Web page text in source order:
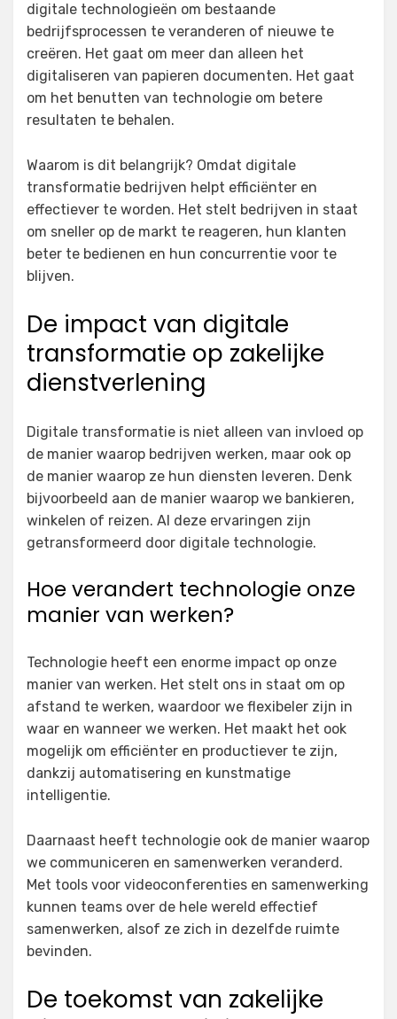
digitale technologieën om bestaande
bedrijfsprocessen te veranderen of nieuwe te
creëren. Het gaat om meer dan alleen het
digitaliseren van papieren documenten. Het gaat
om het benutten van technologie om betere
resultaten te behalen.
Waarom is dit belangrijk? Omdat digitale
transformatie bedrijven helpt efficiënter en
effectiever te worden. Het stelt bedrijven in staat
om sneller op de markt te reageren, hun klanten
beter te bedienen en hun concurrentie voor te
blijven.
De impact van digitale
transformatie op zakelijke
dienstverlening
Digitale transformatie is niet alleen van invloed op
de manier waarop bedrijven werken, maar ook op
de manier waarop ze hun diensten leveren. Denk
bijvoorbeeld aan de manier waarop we bankieren,
winkelen of reizen. Al deze ervaringen zijn
getransformeerd door digitale technologie.
Hoe verandert technologie onze
manier van werken?
Technologie heeft een enorme impact op onze
manier van werken. Het stelt ons in staat om op
afstand te werken, waardoor we flexibeler zijn in
waar en wanneer we werken. Het maakt het ook
mogelijk om efficiënter en productiever te zijn,
dankzij automatisering en kunstmatige
intelligentie.
Daarnaast heeft technologie ook de manier waarop
we communiceren en samenwerken veranderd.
Met tools voor videoconferenties en samenwerking
kunnen teams over de hele wereld effectief
samenwerken, alsof ze zich in dezelfde ruimte
bevinden.
De toekomst van zakelijke